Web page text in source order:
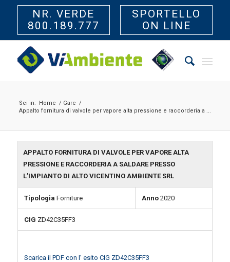
NR. VERDE
800.189.777
SPORTELLO
ON LINE
Sei in: Home / Gare /
Appalto fornitura di valvole per vapore alta pressione e raccorderia a ...
APPALTO FORNITURA DI VALVOLE PER VAPORE ALTA
PRESSIONE E RACCORDERIA A SALDARE PRESSO
L’IMPIANTO DI ALTO VICENTINO AMBIENTE SRL
Tipologia Forniture Anno2020
CIG ZD42C35FF3
Scarica il PDF con l’ esito CIG ZD42C35FF3